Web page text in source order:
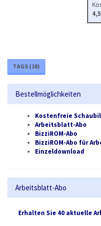
TAGS (18)
Bestellmöglichkeiten
Kostenfreie
Arbeitsblatt-Abo
BizziROM-Abo
BizziROM-Abo für
Einzeldownload
Arbeitsblatt-Abo
Erhalten Sie 40 aktuelle